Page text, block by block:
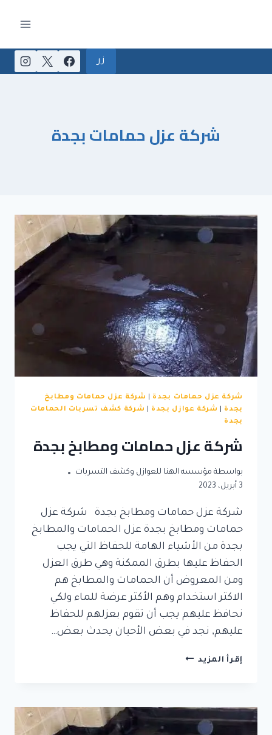
زر
شركة عزل حمامات بجدة
شركة عزل حمامات بجدة
شركة عزل حمامات ومطابخ
بجدة
شركة عوازل بجدة
شركة كشف تسربات الحمامات
بجدة
شركة عزل حمامات ومطابخ بجدة
بواسطة مؤسسه الهنا للعوازل وكشف التسربات
3 أبريل، 2023
شركة عزل حمامات ومطابخ بجدة شركة عزل
حمامات ومطابخ بجدة عزل الحمامات والمطابخ
بجدة من الأشياء الهامة للحفاظ التي يجب
الحفاظ عليها بطرق الممكنة وهي طرق العزل
ومن المعروض أن الحمامات والمطابخ هم
الاكثر استخدام وهم الأكثر عرضة للماء ولكي
نحافظ عليهم يجب أن تقوم بعزلهم للحفاظ
عليهم, نجد في بعض الأحيان يحدث بعض…
إقرأ المزيد شركة